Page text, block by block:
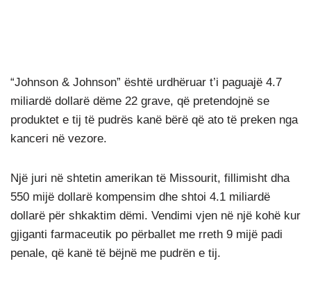
“Johnson & Johnson” është urdhëruar t’i paguajë 4.7
miliardë dollarë dëme 22 grave, që pretendojnë se
produktet e tij të pudrës kanë bërë që ato të preken nga
kanceri në vezore.
Një juri në shtetin amerikan të Missourit, fillimisht dha
550 mijë dollarë kompensim dhe shtoi 4.1 miliardë
dollarë për shkaktim dëmi. Vendimi vjen në një kohë kur
gjiganti farmaceutik po përballet me rreth 9 mijë padi
penale, që kanë të bëjnë me pudrën e tij.